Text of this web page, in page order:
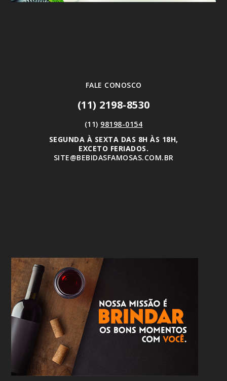
FALE CONOSCO
(11) 2198-8530
(11) 98198-0154
SEGUNDA À SEXTA DAS 8H ÀS 18H,
EXCETO FERIADOS.
SITE@BEBIDASFAMOSAS.COM.BR